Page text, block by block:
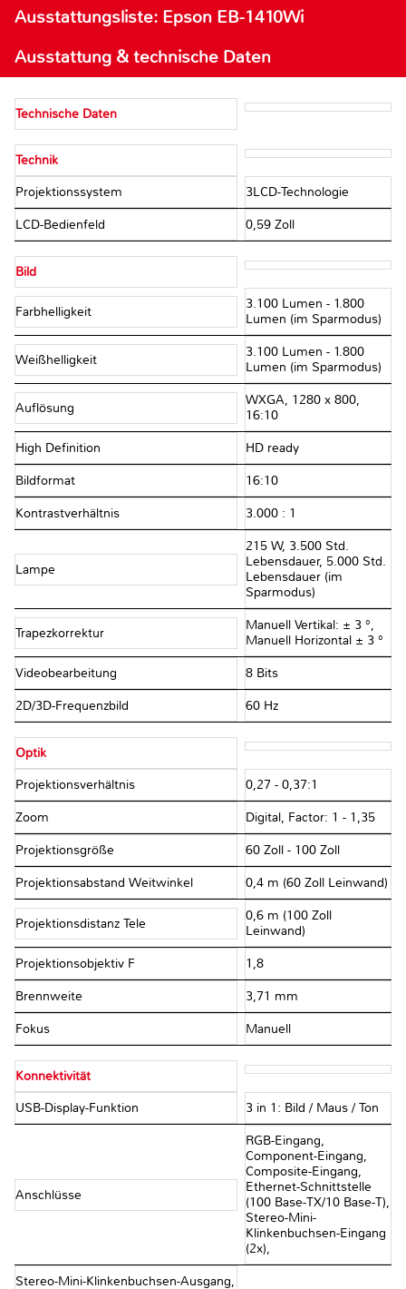
Ausstattungsliste: Epson EB-1410Wi
Ausstattung & technische Daten
Technische Daten
Technik
Projektionssystem 3LCD-Technologie
LCD-Bedienfeld 0,59 Zoll
Bild
Farbhelligkeit
3.100 Lumen - 1.800
Lumen (im Sparmodus)
Weißhelligkeit
3.100 Lumen - 1.800
Lumen (im Sparmodus)
Auflösung
WXGA, 1280 x 800,
16:10
High Definition HD ready
Bildformat 16:10
Kontrastverhältnis 3.000 : 1
Lampe
215 W, 3.500 Std.
Lebensdauer, 5.000 Std.
Lebensdauer (im
Sparmodus)
Trapezkorrektur
Manuell Vertikal: ± 3 °,
Manuell Horizontal ± 3 °
Videobearbeitung 8 Bits
2D/3D-Frequenzbild 60 Hz
Optik
Projektionsverhältnis 0,27 - 0,37:1
Zoom Digital, Factor: 1 - 1,35
Projektionsgröße 60 Zoll - 100 Zoll
Projektionsabstand Weitwinkel 0,4 m (60 Zoll Leinwand)
Projektionsdistanz Tele
0,6 m (100 Zoll
Leinwand)
Projektionsobjektiv F 1,8
Brennweite 3,71 mm
Fokus Manuell
Konnektivität
USB-Display-Funktion 3 in 1: Bild / Maus / Ton
Anschlüsse
RGB-Eingang,
Component-Eingang,
Composite-Eingang,
Ethernet-Schnittstelle
(100 Base-TX/10 Base-T),
Stereo-Mini-
Klinkenbuchsen-Eingang
(2x),
Stereo-Mini-Klinkenbuchsen-Ausgang,